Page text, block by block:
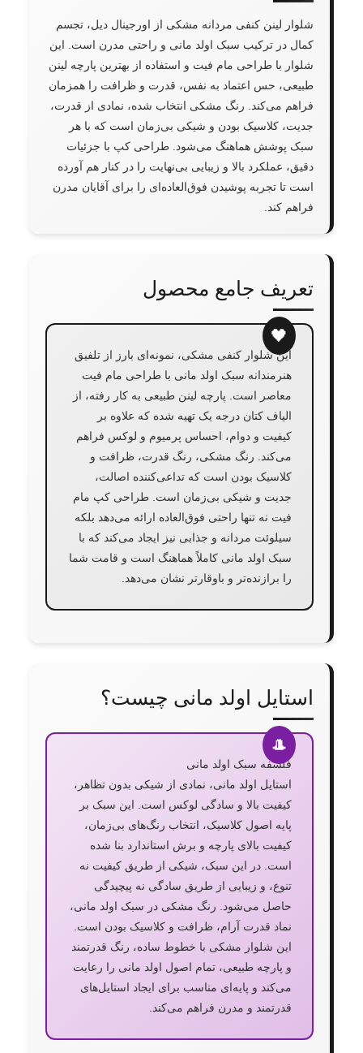
شلوار لینن کنفی مردانه مشکی از اورجینال دیل، تجسم
کمال در ترکیب سبک اولد مانی و راحتی مدرن است. این
شلوار با طراحی مام فیت و استفاده از بهترین پارچه لینن
طبیعی، حس اعتماد به نفس، قدرت و ظرافت را همزمان
فراهم می‌کند. رنگ مشکی انتخاب شده، نمادی از قدرت،
جدیت، کلاسیک بودن و شیکی بی‌زمان است که با هر
سبک پوشش هماهنگ می‌شود. طراحی کپ با جزئیات
دقیق، عملکرد بالا و زیبایی بی‌نهایت را در کنار هم آورده
است تا تجربه پوشیدن فوق‌العاده‌ای را برای آقایان مدرن
فراهم کند.
تعریف جامع محصول
این شلوار کنفی مشکی، نمونه‌ای بارز از تلفیق
هنرمندانه سبک اولد مانی با طراحی مام فیت
معاصر است. پارچه لینن طبیعی به کار رفته، از
الیاف کتان درجه یک تهیه شده که علاوه بر
کیفیت و دوام، احساس پرمیوم و لوکس فراهم
می‌کند. رنگ مشکی، رنگ قدرت، ظرافت و
کلاسیک بودن است که تداعی‌کننده اصالت،
جدیت و شیکی بی‌زمان است. طراحی کپ مام
فیت نه تنها راحتی فوق‌العاده ارائه می‌دهد بلکه
سیلوئت مردانه و جذابی نیز ایجاد می‌کند که با
سبک اولد مانی کاملاً هماهنگ است و قامت شما
را برازنده‌تر و باوقارتر نشان می‌دهد.
استایل اولد مانی چیست؟
فلسفه سبک اولد مانی
استایل اولد مانی، نمادی از شیکی بدون تظاهر،
کیفیت بالا و سادگی لوکس است. این سبک بر
پایه اصول کلاسیک، انتخاب رنگ‌های بی‌زمان،
کیفیت بالای پارچه و برش استاندارد بنا شده
است. در این سبک، شیکی از طریق کیفیت نه
تنوع، و زیبایی از طریق سادگی نه پیچیدگی
حاصل می‌شود. رنگ مشکی در سبک اولد مانی،
نماد قدرت آرام، ظرافت و کلاسیک بودن است.
این شلوار مشکی با خطوط ساده، رنگ قدرتمند
و پارچه طبیعی، تمام اصول اولد مانی را رعایت
می‌کند و پایه‌ای مناسب برای ایجاد استایل‌های
قدرتمند و مدرن فراهم می‌کند.